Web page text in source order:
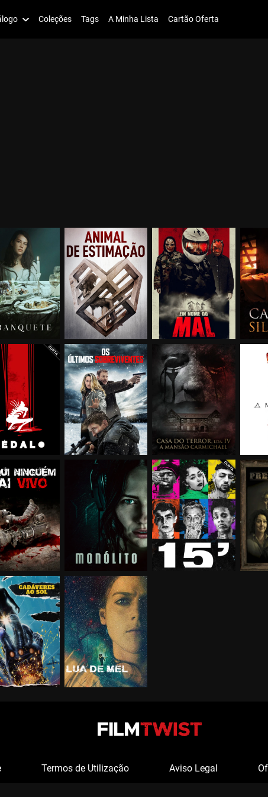
Coleções Tags A Minha Lista Cartão Oferta
Termos de Utilização Aviso Legal